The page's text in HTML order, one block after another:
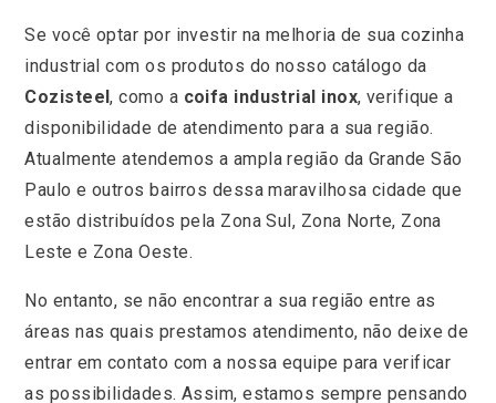
Se você optar por investir na melhoria de sua cozinha
industrial com os produtos do nosso catálogo da
Cozisteel, como a coifa industrial inox, verifique a
disponibilidade de atendimento para a sua região.
Atualmente atendemos a ampla região da Grande São
Paulo e outros bairros dessa maravilhosa cidade que
estão distribuídos pela Zona Sul, Zona Norte, Zona
Leste e Zona Oeste.
No entanto, se não encontrar a sua região entre as
áreas nas quais prestamos atendimento, não deixe de
entrar em contato com a nossa equipe para verificar
as possibilidades. Assim, estamos sempre pensando